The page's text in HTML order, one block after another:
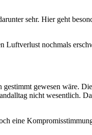
sehr. Hier geht
Luftverlust nochmals
gewesen wäre.
nicht wesentlich.
eine